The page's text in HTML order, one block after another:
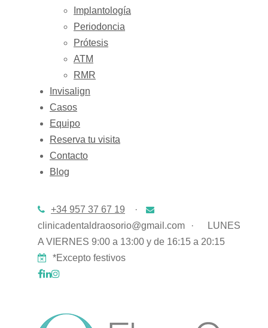
Implantología
Periodoncia
Prótesis
ATM
RMR
Invisalign
Casos
Equipo
Reserva tu visita
Contacto
Blog
+34 957 37 67 19
·
clinicadentaldraosorio@gmail.com
·
LUNES
A VIERNES 9:00 a 13:00 y de 16:15 a 20:15
*Excepto festivos